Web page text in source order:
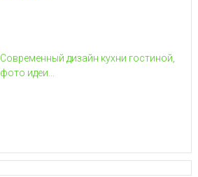
Современный дизайн кухни гостиной,
фото идеи...